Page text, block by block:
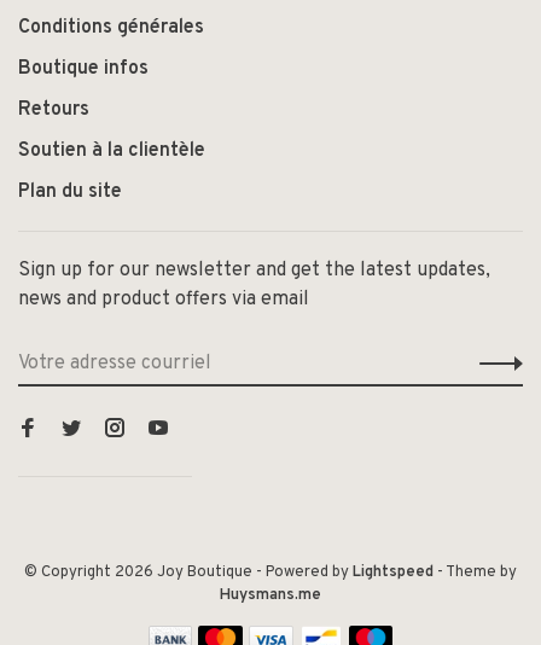
Conditions générales
Boutique infos
Retours
Soutien à la clientèle
Plan du site
Sign up for our newsletter and get the latest updates,
news and product offers via email
© Copyright 2026 Joy Boutique - Powered byLightspeed - Theme by
Huysmans.me